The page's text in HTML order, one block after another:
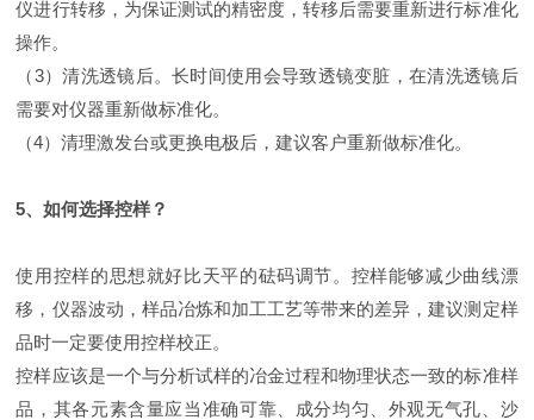
仪进行转移，为保证测试的精密度，转移后需要重新进行标准化
操作。
（3）清洗透镜后。长时间使用会导致透镜变脏，在清洗透镜后
需要对仪器重新做标准化。
（4）清理激发台或更换电极后，建议客户重新做标准化。
5、如何选择控样？
使用控样的思想就好比天平的砝码调节。控样能够减少曲线漂
移，仪器波动，样品冶炼和加工工艺等带来的差异，建议测定样
品时一定要使用控样校正。
控样应该是一个与分析试样的冶金过程和物理状态一致的标准样
品，其各元素含量应当准确可靠、成分均匀、外观无气孔、沙